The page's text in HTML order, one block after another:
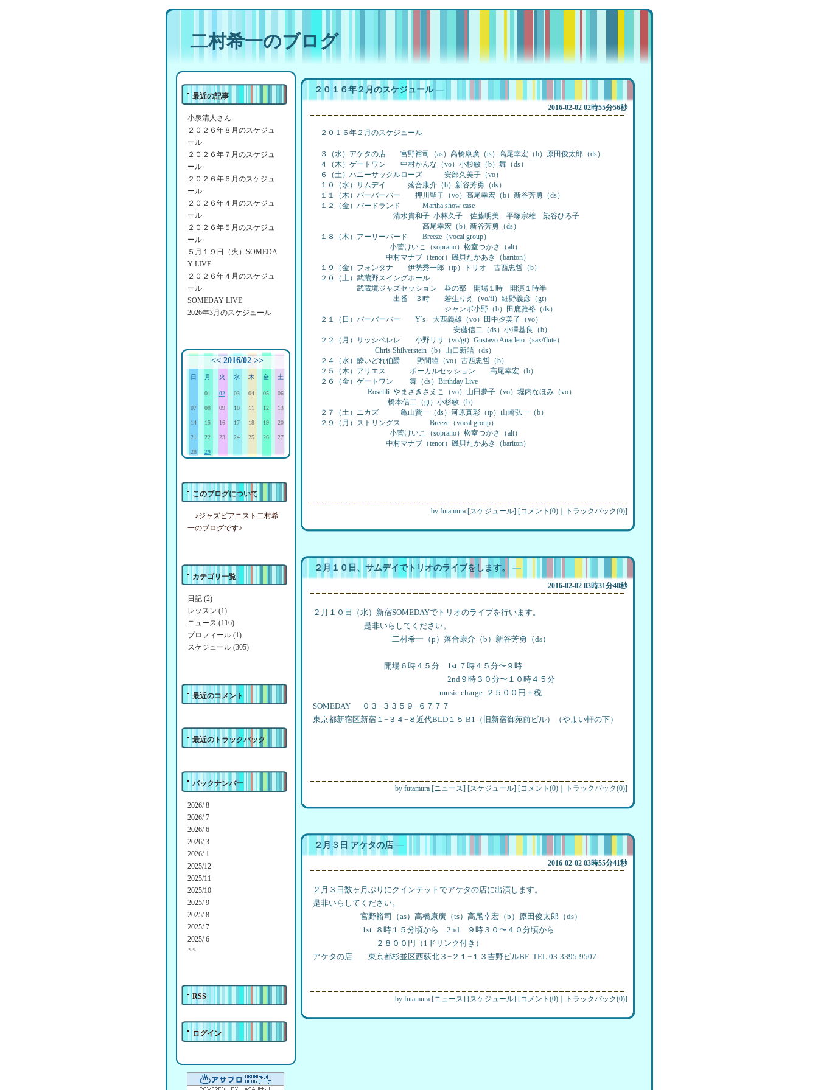
二村希一のブログ
最近の記事
小泉清人さん
２０２６年８月のスケジュ
ール
２０２６年７月のスケジュ
ール
２０２６年６月のスケジュ
ール
２０２６年４月のスケジュ
ール
２０２６年５月のスケジュ
ール
５月１９日（火）SOMEDA
Y LIVE
２０２６年４月のスケジュ
ール
SOMEDAY LIVE
2026年3月のスケジュール
<< 2016/02 >>
日 月 火 水 木 金 土
01 02 03 04 05 06
07 08 09 10 11 12 13
14 15 16 17 18 19 20
21 22 23 24 25 26 27
28 29
このブログについて
♪ジャズピアニスト二村希
一のブログです♪
カテゴリ一覧
日記 (2)
レッスン (1)
ニュース (116)
プロフィール (1)
スケジュール (305)
最近のコメント
最近のトラックバック
バックナンバー
2026/ 8
2026/ 7
2026/ 6
2026/ 3
2026/ 1
2025/12
2025/11
2025/10
2025/ 9
2025/ 8
2025/ 7
2025/ 6
<<
RSS
ログイン
２０１６年２月のスケジュール―
2016-02-02 02時55分56秒
２０１６年２月のスケジュール
３（水）アケタの店 宮野裕司（as）高橋康廣（ts）高尾幸宏（b）原田俊太郎（ds）
４（木）ゲートワン 中村かんな（vo）小杉敏（b）舞（ds）
６（土）ハニーサックルローズ 安部久美子（vo）
１０（水）サムデイ 落合康介（b）新谷芳勇（ds）
１１（木）バーバーバー 押川聖子（vo）高尾幸宏（b）新谷芳勇（ds）
１２（金）バードランド
Martha show case
清水貴和子 小林久子 佐藤明美 平塚宗雄 染谷ひろ子
高尾幸宏（b）新谷芳勇（ds）
１８（木）アーリーバード Breeze（vocal group）
小菅けいこ（soprano）松室つかさ（alt）
中村マナブ（tenor）磯貝たかあき（bariton）
１９（金）フォンタナ 伊勢秀一郎（tp）トリオ 古西忠哲（b）
２０（土）武蔵野スイングホール
武蔵境ジャズセッション 昼の部 開場１時 開演１時半
出番 ３時若生りえ（vo/fl）細野義彦（gt）
ジャンボ小野（b）田鹿雅裕（ds）
２１（日）バーバーバー Y’s 大西義雄（vo）田中夕美子（vo）
安藤信二（ds）小澤基良（b）
２２（月）サッシペレレ 小野リサ（vo/gt）Gustavo Anacleto（sax/flute）
Chris Shilverstein（b）山口新語（ds）
２４（水）酔いどれ伯爵 野間瞳（vo）古西忠哲（b）
２５（木）アリエス ボーカルセッション 高尾幸宏（b）
２６（金）ゲートワン
舞（ds）Birthday Live
Roselili やまざきさえこ（vo）山田夢子（vo）堀内なほみ（vo）
橋本信二（gt）小杉敏（b）
２７（土）ニカズ 亀山賢一（ds）河原真彩（tp）山崎弘一（b）
２９（月）ストリングス
Breeze（vocal group）
小菅けいこ（soprano）松室つかさ（alt）
中村マナブ（tenor）磯貝たかあき（bariton）
by futamura [スケジュール] [コメント(0)｜ トラックバック(0)]
２月１０日、サムデイでトリオのライブをします。 ―
2016-02-02 03時31分40秒
２月１０日（水）新宿SOMEDAYでトリオのライブを行います。
是非いらしてください。
二村希一（p）落合康介（b）新谷芳勇（ds）
開場６時４５分 1st ７時４５分〜９時
2nd９時３０分〜１０時４５分
music charge ２５００円＋税
SOMEDAY ０３−３３５９−６７７７
東京都新宿区新宿１−３４−８近代BLD１５ B1（旧新宿御苑前ビル）（やよい軒の下）
by futamura [ニュース] [スケジュール] [コメント(0)｜ トラックバック(0)]
２月３日 アケタの店―
2016-02-02 03時55分41秒
２月３日数ヶ月ぶりにクインテットでアケタの店に出演します。
是非いらしてください。
宮野裕司（as）高橋康廣（ts）高尾幸宏（b）原田俊太郎（ds）
1st ８時１５分頃から 2nd ９時３０〜４０分頃から
２８００円（1ドリンク付き）
アケタの店 東京都杉並区西荻北３−２１−１３吉野ビルBF TEL 03-3395-9507
by futamura [ニュース] [スケジュール] [コメント(0)｜ トラックバック(0)]